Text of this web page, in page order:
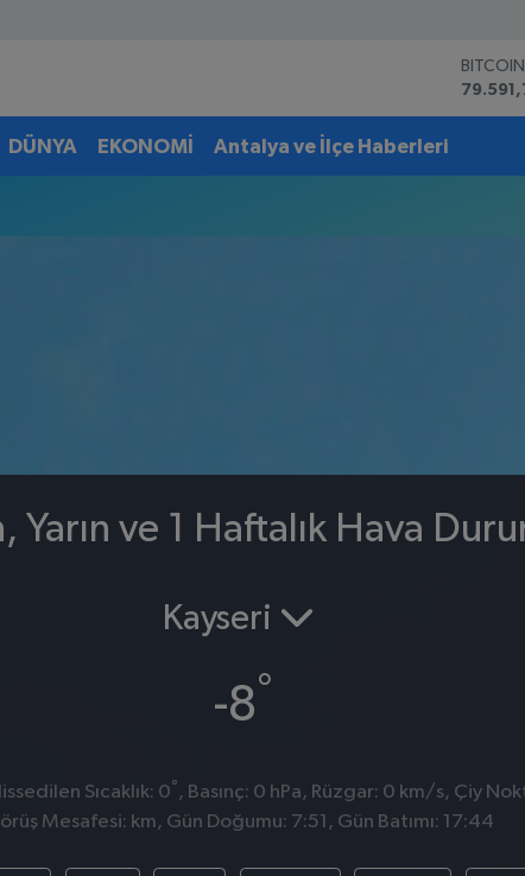
BITCOIN
DOLAR
DÜNYA EKONOMİ Antalya ve İlçe Haberleri
Yarın ve 1 Haftalık Hava
Kayseri
-8°
Sıcaklık: 0° , Basınç: 0 hPa, Rüzgar: 0 km/s, Çiy
Mesafesi: km, Gün Doğumu: 7:51, Gün Batımı: 17:44